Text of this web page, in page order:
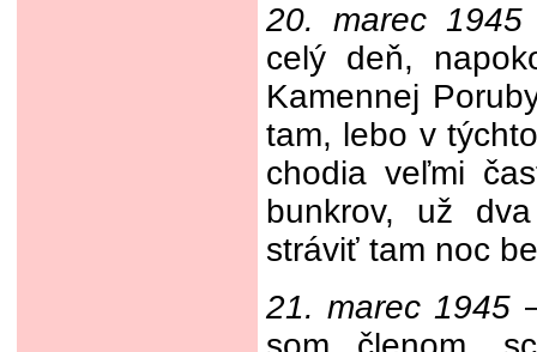
20. marec 1945
celý deň,
Kamennej
tam, lebo v
chodia veľmi
bunkrov, už
stráviť tam noc
21. marec 1945